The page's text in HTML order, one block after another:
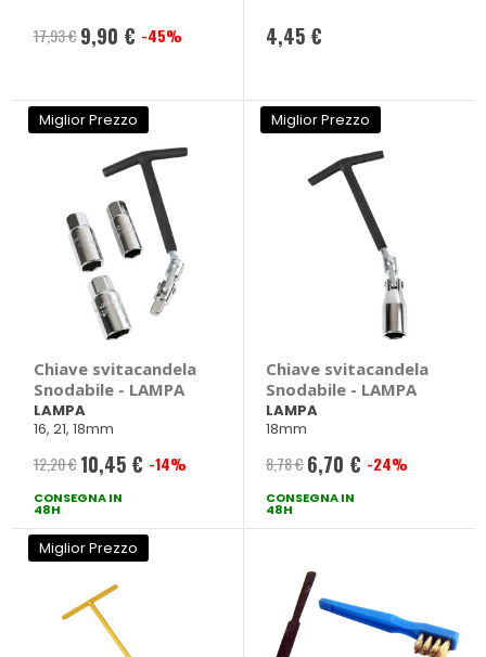
17,93 € Prezzo
9,90 € -45% 4,45 €
Miglior Prezzo
Chiave svitacandela
Snodabile - LAMPA
LAMPA
16, 21, 18mm
12,20 € Prezzo
speciale
10,45 € -14%
CONSEGNA IN
48H
Miglior Prezzo
Chiave svitacandela
Snodabile - LAMPA
LAMPA
18mm
8,78 € Prezzo
speciale
6,70 € -24%
CONSEGNA IN
48H
Miglior Prezzo